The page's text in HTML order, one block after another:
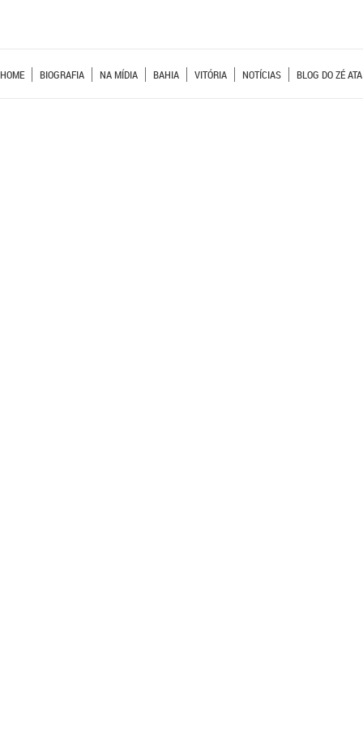
HOME BIOGRAFIA NA MÍDIA BAHIA VITÓRIA NOTÍCIAS BLOG DO ZÉ